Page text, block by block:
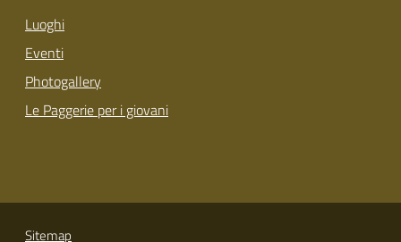
Luoghi
Eventi
Photogallery
Le Paggerie per i giovani
Sitemap